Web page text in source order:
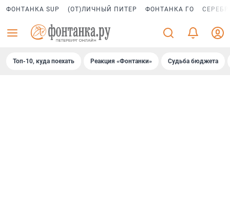
ФОНТАНКА SUP (ОТ)ЛИЧНЫЙ ПИТЕР ФОНТАНКА ГО
Топ-10, куда поехать Реакция «Фонтанки» Судьба бюджета